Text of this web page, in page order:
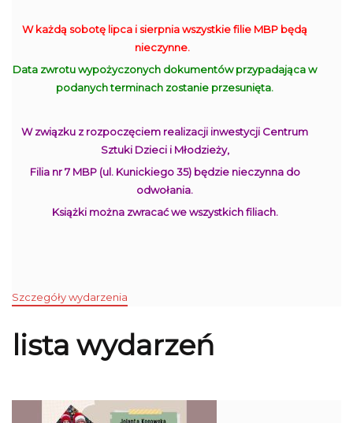
W każdą sobotę lipca i sierpnia wszystkie filie MBP będą
nieczynne.
Data zwrotu wypożyczonych dokumentów przypadająca w
podanych terminach zostanie przesunięta.
W związku z rozpoczęciem realizacji inwestycji Centrum
Sztuki Dzieci i Młodzieży,
Filia nr 7 MBP (ul. Kunickiego 35) będzie nieczynna do
odwołania.
Książki można zwracać we wszystkich filiach.
Szczegóły wydarzenia
lista wydarzeń